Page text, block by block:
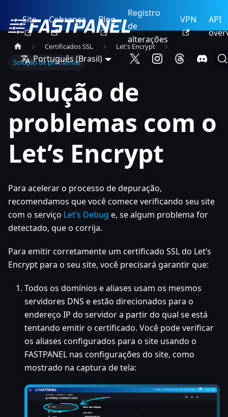
Site Cobrança Blog
Registro
de
alterações
VPN
API
Português (Brasil)
Certificados SSL
Let's Encrypt
Solução de problemas
Solução de
problemas com o
Let’s Encrypt
Para acelerar o processo de depuração,
recomendamos que você comece verificando seu site
com o serviço Let’s Debug e, se algum problema for
detectado, que o corrija.
Para emitir corretamente um certificado SSL do Let’s
Encrypt para o seu site, você precisará garantir que:
Todos os domínios e aliases usam os mesmos
servidores DNS e estão direcionados para o
endereço IP do servidor a partir do qual se está
tentando emitir o certificado. Você pode verificar
os aliases configurados para o site usando o
FASTPANEL nas configurações do site, como
mostrado na captura de tela: